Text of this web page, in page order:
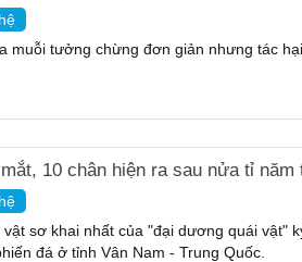
muỗi tưởng chừng đơn giản nhưng tác
10 chân hiện ra sau nửa tỉ
sơ khai nhất của "đại dương quái vật"
đá ở tỉnh Vân Nam - Trung Quốc.